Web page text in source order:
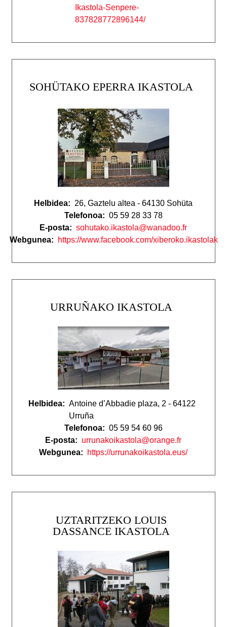
Ikastola-Senpere-
837828772896144/
SOHÜTAKO EPERRA IKASTOLA
Helbidea: 26, Gaztelu altea - 64130 Sohüta
Telefonoa: 05 59 28 33 78
E-posta: sohutako.ikastola@wanadoo.fr
Webgunea:
https://www.facebook.com/xiberoko.ikastolak
URRUÑAKO IKASTOLA
Helbidea: Antoine d’Abbadie plaza, 2 - 64122
Urruña
Telefonoa: 05 59 54 60 96
E-posta: urrunakoikastola@orange.fr
Webgunea:
https://urrunakoikastola.eus/
UZTARITZEKO LOUIS
DASSANCE IKASTOLA